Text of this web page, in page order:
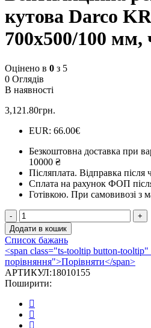
кутова Darco
700х500/100 мм,
Оцінено в 0 з 5
0 Оглядів
В наявності
3,121.80грн.
EUR: 66.00€
Безкоштовна доставка при
10000 ₴
Післяплата. Відправка після
Сплата на рахунок ФОП
Готівкою. При самовивозі з
Вентиляційна
решітка
ліва
кутова
Darco
KRVO-
L,
700х500/100
мм,
чорна
кількість
Додати в кошик
Список бажань
<span class="ts-tooltip button-
порівняння">Порівняти</span>
АРТИКУЛ:18010155
Поширити: